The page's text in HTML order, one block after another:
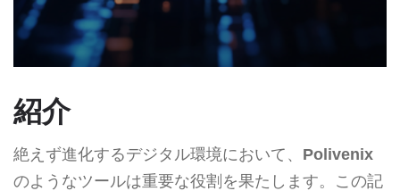
紹介
絶えず進化するデジタル環境において、 Polivenix
のようなツールは重要な役割を果たします。この記